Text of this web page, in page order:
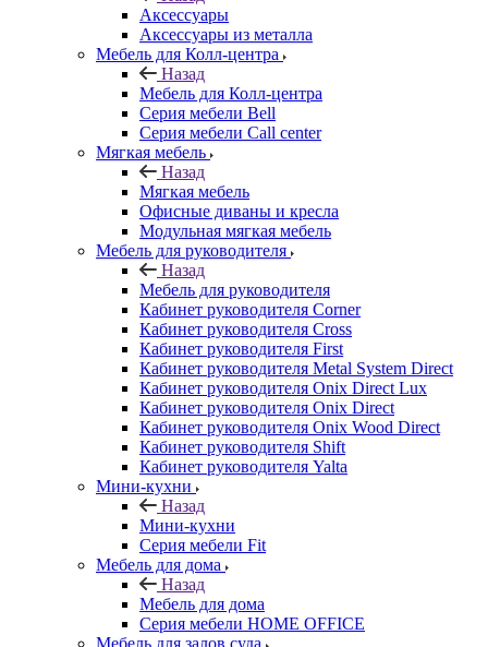
Аксессуары
Аксессуары из металла
Мебель для Колл-центра
Назад
Мебель для Колл-центра
Серия мебели Bell
Серия мебели Call center
Мягкая мебель
Назад
Мягкая мебель
Офисные диваны и кресла
Модульная мягкая мебель
Мебель для руководителя
Назад
Мебель для руководителя
Кабинет руководителя Corner
Кабинет руководителя Cross
Кабинет руководителя First
Кабинет руководителя Metal System Direct
Кабинет руководителя Onix Direct Lux
Кабинет руководителя Onix Direct
Кабинет руководителя Onix Wood Direct
Кабинет руководителя Shift
Кабинет руководителя Yalta
Мини-кухни
Назад
Мини-кухни
Серия мебели Fit
Мебель для дома
Назад
Мебель для дома
Серия мебели HOME OFFICE
Мебель для залов суда